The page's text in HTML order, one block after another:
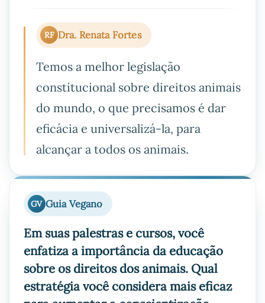
RF Dra. Renata Fortes
Temos a melhor legislação
constitucional sobre direitos animais
do mundo, o que precisamos é dar
eficácia e universalizá-la, para
alcançar a todos os animais.
GV Guia Vegano
Em suas palestras e cursos, você
enfatiza a importância da educação
sobre os direitos dos animais. Qual
estratégia você considera mais eficaz